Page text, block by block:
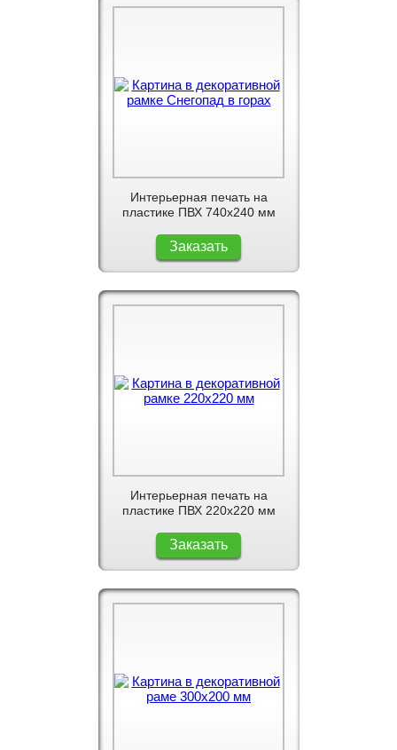
Интерьерная печать на
пластике ПВХ 740x240 мм
Заказать
Интерьерная печать на
пластике ПВХ 220x220 мм
Заказать